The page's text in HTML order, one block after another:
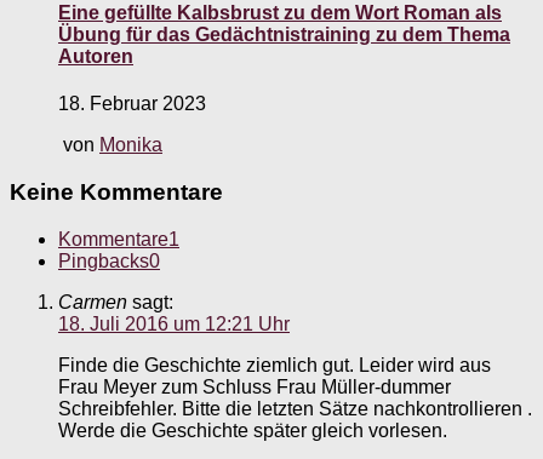
Eine gefüllte Kalbsbrust zu dem Wort Roman als
Übung für das Gedächtnistraining zu dem Thema
Autoren
18. Februar 2023
von Monika
Keine Kommentare
Kommentare1
Pingbacks0
Carmen sagt:
18. Juli 2016 um 12:21 Uhr
Finde die Geschichte ziemlich gut. Leider wird aus
Frau Meyer zum Schluss Frau Müller-dummer
Schreibfehler. Bitte die letzten Sätze nachkontrollieren .
Werde die Geschichte später gleich vorlesen.